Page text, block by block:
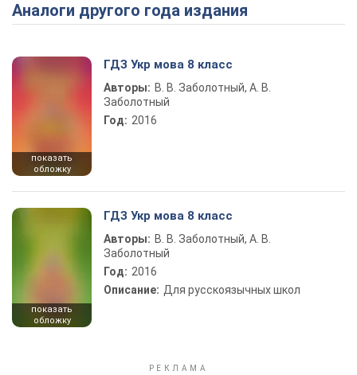
Play Video
Аналоги другого года издания
показать
обложку
ГДЗ Укр мова 8 класс
Авторы: В. В. Заболотный, А. В.
Заболотный
Год: 2016
показать
обложку
ГДЗ Укр мова 8 класс
Авторы: В. В. Заболотный, А. В.
Заболотный
Год: 2016
Описание: Для русскоязычных школ